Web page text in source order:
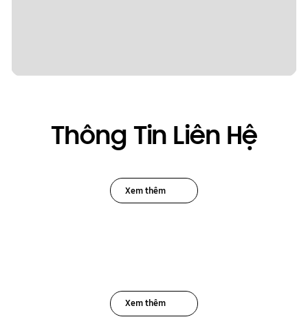
Thông Tin Liên Hệ
Xem thêm
Xem thêm